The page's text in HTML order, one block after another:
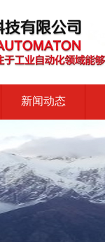
新闻动态